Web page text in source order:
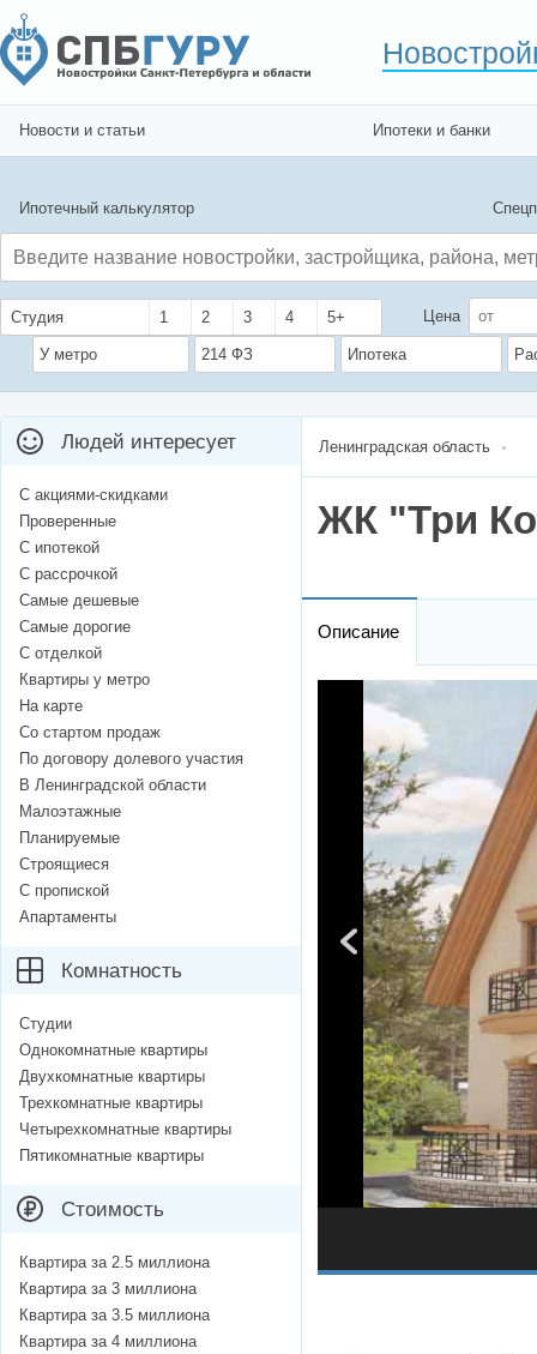
Новости и статьи Ипотеки и банки
Ипотечный калькулятор
Студия 1 2 3 4 5+ Цена
У метро 214 ФЗ Ипотека
Ленинградская область
ЖК "Три
Описание
Людей интересует
С акциями-скидками
Проверенные
С ипотекой
С рассрочкой
Самые дешевые
Самые дорогие
С отделкой
Квартиры у метро
На карте
Со стартом продаж
По договору долевого участия
В Ленинградской области
Малоэтажные
Планируемые
Строящиеся
С пропиской
Апартаменты
Комнатность
Студии
Однокомнатные квартиры
Двухкомнатные квартиры
Трехкомнатные квартиры
Четырехкомнатные квартиры
Пятикомнатные квартиры
Стоимость
Квартира за 2.5 миллиона
Квартира за 3 миллиона
Квартира за 3.5 миллиона
Квартира за 4 миллиона